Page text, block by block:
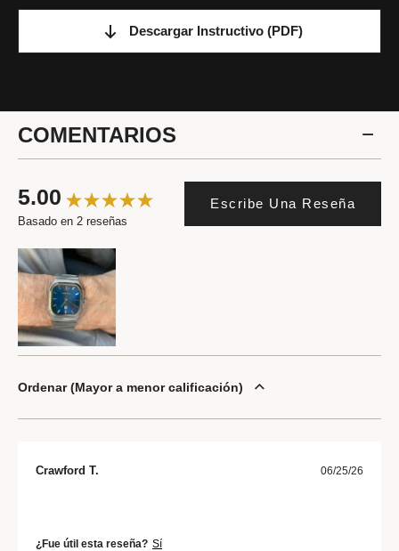
Descargar Instructivo (PDF)
COMENTARIOS
5.00
Basado en 2 reseñas
Escribe Una Reseña
Ordenar Mayor a menor calificación
Crawford T. 06/25/26
¿Fue útil esta reseña? Sí